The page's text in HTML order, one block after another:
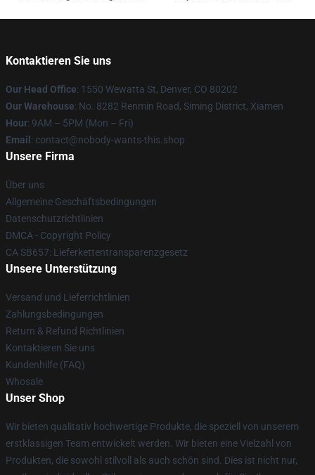
Kontaktieren Sie uns
Our Head Office: 1550 Wewatta St, Denver, CO 80202
Our Warehouse: No. 8282 Renmin Road, Siming District, Xiamen
Hour: 9AM – 5PM (Mon – Fri)
Email : contact@nobody-wants-this.shop
Unsere Firma
Über uns
Allgemeine Geschäftsbedingungen
Datenschutzrichtlinien
DMCA - Copyright Policy
CA SB657: Lieferkettentransparenzgesetz
Unsere Unterstützung
Versand und Lieferrichtlinien
Zahlungsbedingungen
Return & Refund Richtlinien
Kontaktieren Sie uns
Kundenhilfe (FAQ)
Whosale
Unser Shop
Wir bieten qualitativ hochwertige Produkte, die speziell von unserem
erstklassigen Team entwickelt werden. Wir bieten eine Vielzahl von
Produkten, die sowohl stilvoll als auch schön sind. Dies ist nicht nur,